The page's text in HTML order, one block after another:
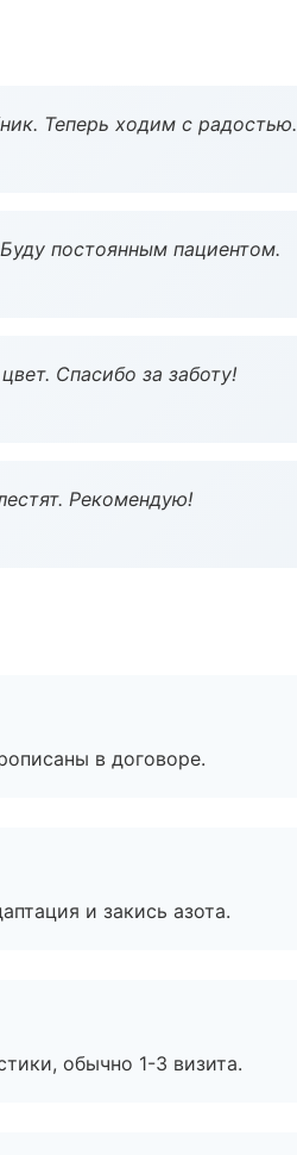
Теперь ходим с радостью.
постоянным пациентом.
Спасибо за заботу!
Рекомендую!
в договоре.
и закись азота.
обычно 1-3 визита.